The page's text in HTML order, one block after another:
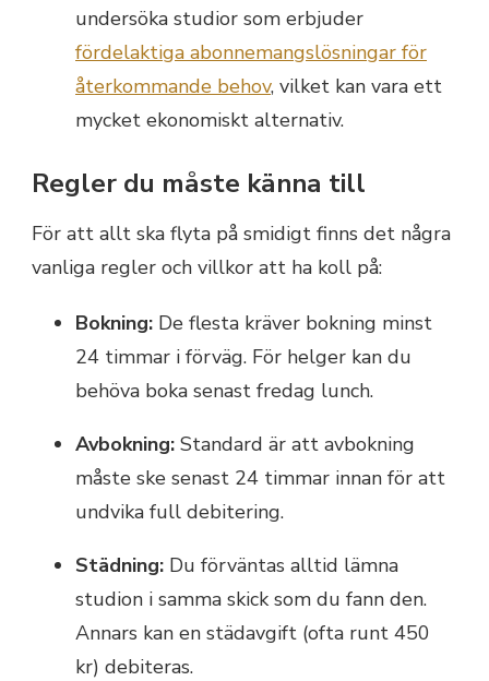
undersöka studior som erbjuder
fördelaktiga abonnemangslösningar för
återkommande behov, vilket kan vara ett
mycket ekonomiskt alternativ.
Regler du måste känna till
För att allt ska flyta på smidigt finns det några
vanliga regler och villkor att ha koll på:
Bokning: De flesta kräver bokning minst
24 timmar i förväg. För helger kan du
behöva boka senast fredag lunch.
Avbokning: Standard är att avbokning
måste ske senast 24 timmar innan för att
undvika full debitering.
Städning: Du förväntas alltid lämna
studion i samma skick som du fann den.
Annars kan en städavgift (ofta runt 450
kr) debiteras.